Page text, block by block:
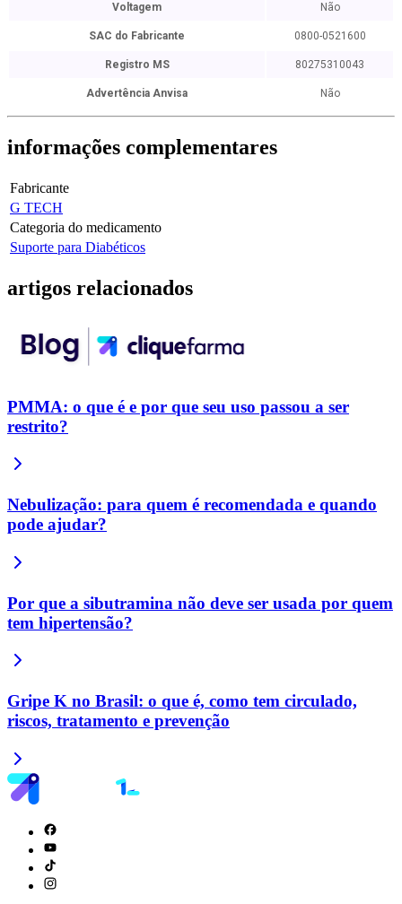
Voltagem Não
SAC do Fabricante 0800-0521600
Registro MS 80275310043
Advertência Anvisa Não
informações complementares
Fabricante
G TECH
Categoria do medicamento
Suporte para Diabéticos
artigos relacionados
PMMA: o que é e por que seu uso passou a ser
restrito?
Nebulização: para quem é recomendada e quando
pode ajudar?
Por que a sibutramina não deve ser usada por quem
tem hipertensão?
Gripe K no Brasil: o que é, como tem circulado,
riscos, tratamento e prevenção